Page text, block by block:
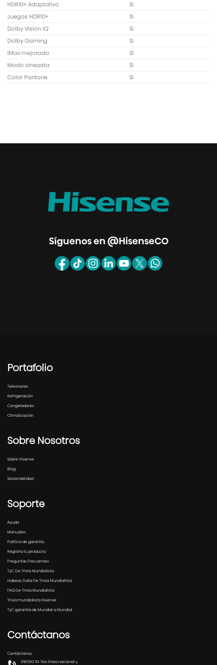
HDR10+ Adaptativo
Sí
Juegos HDR10+
Sí
Dolby Vision IQ
Sí
Dolby Gaming
Sí
IMax mejorado
Sí
Modo cineasta
Sí
Color Pantone
Sí
Síguenos en @HisenseCO
Portafolio
Televisores
Refrigeración
Congeladores
Climatización
Sobre Nosotros
Sobre Hisense
Blog
Sostenibilidad
Soporte
Ayuda
Manuales
Política de garantía
Registra tu producto
Preguntas Frecuentes
TyC De Trivia Mundialista
Habeas Data De Trivia Mundialista
FAQ De Trivia Mundialista
Trivia mundialista Hisense
TyC garantía de Mundial a Mundial
Contáctanos
Contáctanos
018000 114 766 línea nacional y